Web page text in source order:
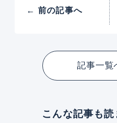
← 前の記事へ
記事一覧
こんな記事も